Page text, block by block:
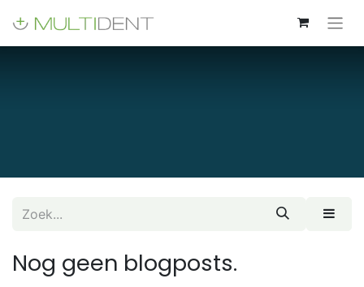
Nog geen blogposts.